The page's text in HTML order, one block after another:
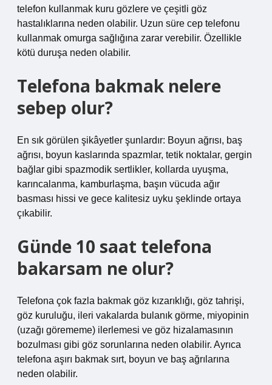
telefon kullanmak kuru gözlere ve çeşitli göz
hastalıklarına neden olabilir. Uzun süre cep telefonu
kullanmak omurga sağlığına zarar verebilir. Özellikle
kötü duruşa neden olabilir.
Telefona bakmak nelere
sebep olur?
En sık görülen şikâyetler şunlardır: Boyun ağrısı, baş
ağrısı, boyun kaslarında spazmlar, tetik noktalar, gergin
bağlar gibi spazmodik sertlikler, kollarda uyuşma,
karıncalanma, kamburlaşma, başın vücuda ağır
basması hissi ve gece kalitesiz uyku şeklinde ortaya
çıkabilir.
Günde 10 saat telefona
bakarsam ne olur?
Telefona çok fazla bakmak göz kızarıklığı, göz tahrişi,
göz kuruluğu, ileri vakalarda bulanık görme, miyopinin
(uzağı görememe) ilerlemesi ve göz hizalamasının
bozulması gibi göz sorunlarına neden olabilir. Ayrıca
telefona aşırı bakmak sırt, boyun ve baş ağrılarına
neden olabilir.